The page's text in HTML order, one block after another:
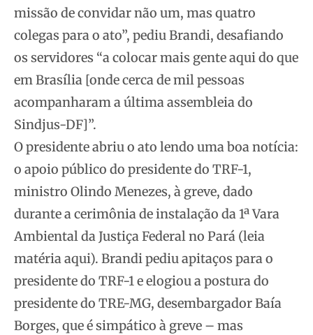
missão de convidar não um, mas quatro
colegas para o ato”, pediu Brandi, desafiando
os servidores “a colocar mais gente aqui do que
em Brasília [onde cerca de mil pessoas
acompanharam a última assembleia do
Sindjus-DF]”.
O presidente abriu o ato lendo uma boa notícia:
o apoio público do presidente do TRF-1,
ministro Olindo Menezes, à greve, dado
durante a cerimônia de instalação da 1ª Vara
Ambiental da Justiça Federal no Pará (leia
matéria aqui). Brandi pediu apitaços para o
presidente do TRF-1 e elogiou a postura do
presidente do TRE-MG, desembargador Baía
Borges, que é simpático à greve – mas